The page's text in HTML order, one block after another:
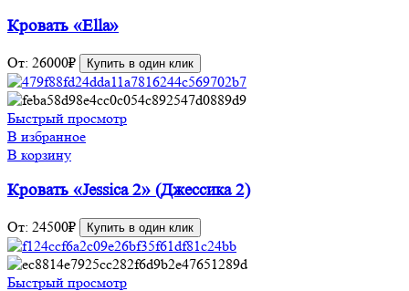
Кровать «Ella»
От: 26000₽ Купить в один клик
Быстрый просмотр
В избранное
В корзину
Кровать «Jessica 2» (Джессика 2)
От: 24500₽ Купить в один клик
Быстрый просмотр